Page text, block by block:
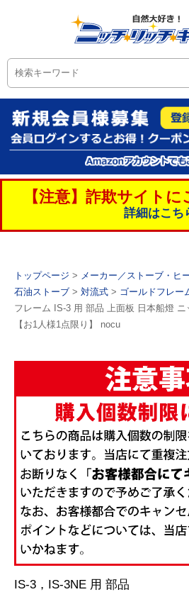
【注意】詐欺サイト
詳細はこち
トップページ > メーカー／ストーブ・ヒ
石油ストーブ > 対流式 > ゴールドフレー
フレーム IS-3 用 部品 上面板 日本船燈
【お1人様1点限り】 nocu
IS-3，IS-3NE 用 部品